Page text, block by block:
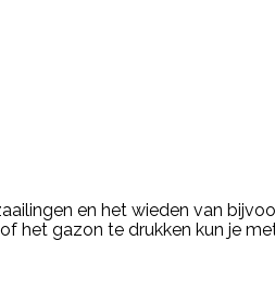
en het wieden van
het gazon te drukken kun je